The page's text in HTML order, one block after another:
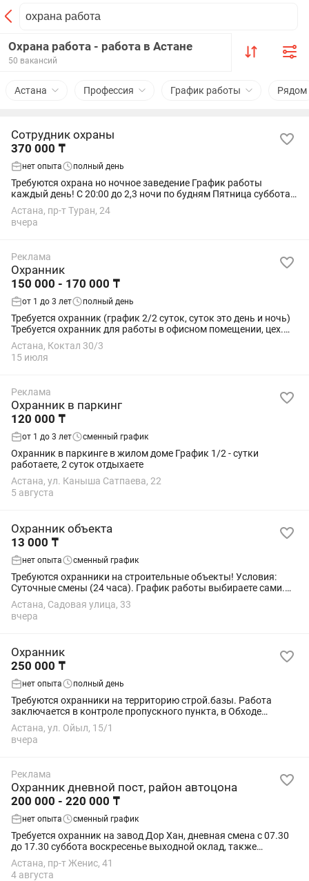
Охрана работа - работа в Астане
50 вакансий
Астана Профессия График работы Рядом
Сотрудник охраны
370 000 ₸
нет опыта полный день
Требуются охрана но ночное заведение График работы
каждый день! С 20:00 до 2,3 ночи по будням Пятница суббота с
20:00 до 04:00 Развозка питание есть! Форма белая
рубашка,черные брюки,черный обувь...
Астана, пр-т Туран, 24
вчера
Реклама
Охранник
150 000 - 170 000 ₸
от 1 до 3 лет полный день
Требуется охранник (график 2/2 суток, суток это день и ночь)
Требуется охранник для работы в офисном помещении, цех.
Чистые и комфортные условия — есть душ, стиральная
машина, раздевалка, дружный...
Астана, Коктал 30/3
15 июля
Реклама
Охранник в паркинг
120 000 ₸
от 1 до 3 лет сменный график
Охранник в паркинге в жилом доме График 1/2 - сутки
работаете, 2 суток отдыхаете
Астана, ул. Каныша Сатпаева, 22
5 августа
Охранник объекта
13 000 ₸
нет опыта сменный график
Требуются охранники на строительные объекты! Условия:
Суточные смены (24 часа). График работы выбираете сами.
Стабильная оплата труда. По всем вопросам пишите и звоните
:Астана, Садовая улица, 33
вчера
Охранник
250 000 ₸
нет опыта полный день
Требуются охранники на территорию строй.базы. Работа
заключается в контроле пропускного пункта, в Обходе
территории, ведение журнала, и т д. Питание включено На
дневную смену с 08:00 до 20:00...
Астана, ул. Ойыл, 15/1
вчера
Реклама
Охранник дневной пост, район автоцона
200 000 - 220 000 ₸
нет опыта сменный график
Требуется охранник на завод Дор Хан, дневная смена с 07.30
до 17.30 суббота воскресенье выходной оклад, также
требуется старший смены на завод ЖБИ КПП, район
лесозавод, кирпичный график работы 2/2,...
Астана, пр-т Женис, 41
4 августа